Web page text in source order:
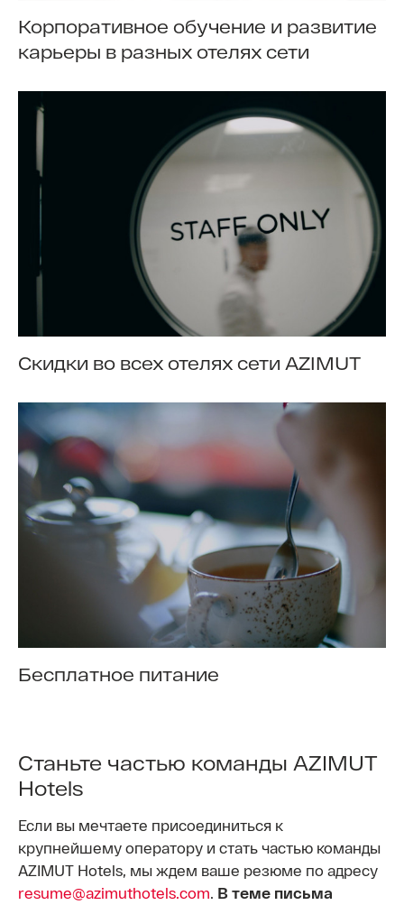
Корпоративное обучение и развитие
карьеры в разных отелях сети
Скидки во всех отелях сети AZIMUT
Бесплатное питание
Cтаньте частью команды AZIMUT
Hotels
Если вы мечтаете присоединиться к
крупнейшему оператору и стать частью команды
AZIMUT Hotels, мы ждем ваше резюме по адресу
resume@azimuthotels.com. В теме письма